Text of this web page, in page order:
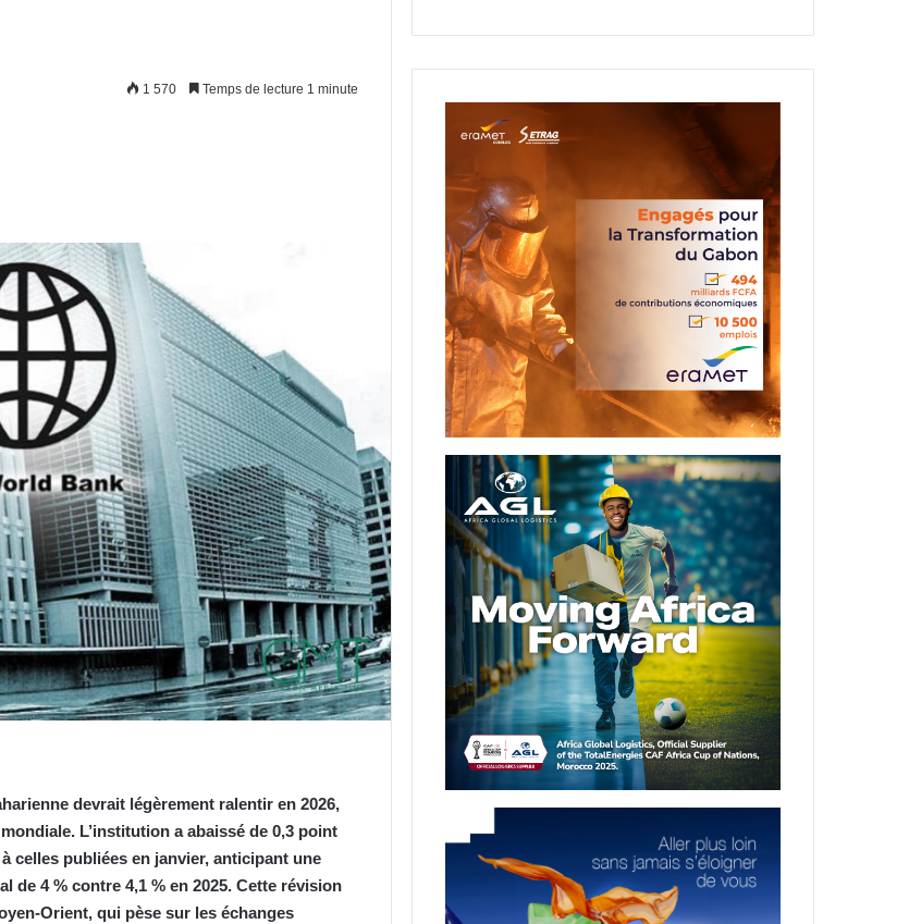
1 570 Temps de lecture 1 minute
devrait légèrement ralentir en 2026,
L’institution a abaissé de 0,3 point
celles publiées en janvier, anticipant une
4 % contre 4,1 % en 2025. Cette révision
Orient, qui pèse sur les échanges